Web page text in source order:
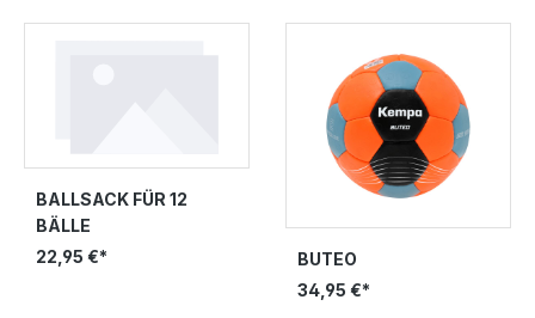
BALLSACK FÜR 12
BÄLLE
22,95 €*
BUTEO
34,95 €*